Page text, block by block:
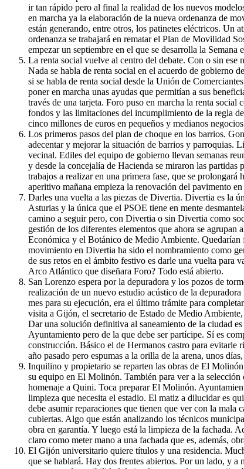
ir tan rápido pero al final la realidad de los nuevos
en marcha ya la elaboración de la nueva ordenanza de
están generando, entre otros, los patinetes eléctricos.
ordenanza se trabajará en rematar el Plan de Movilidad
empezar un septiembre en el que se desarrolla la Semana
La renta social vuelve al centro del debate. Con o sin
Nada se habla de renta social en el acuerdo de gobierno
si se habla de renta social desde la Unión de
poner en marcha unas ayudas que permitían a sus
través de una tarjeta. Foro puso en marcha la renta
fondos y las limitaciones del incumplimiento de la regla
cinco millones de euros en pequeños y medianos
Los primeros pasos del plan de choque en los barrios.
adecentar y mejorar la situación de barrios y parroquias.
vecinal. Ediles del equipo de gobierno llevan semanas
y desde la concejalía de Hacienda se miraron las partidas
trabajos a realizar en una primera fase, que se
aperitivo mañana empieza la renovación del pavimento
Darles una vuelta a las piezas de Divertia. Divertia es la
Asturias y la única que el PSOE tiene en mente
camino a seguir pero, con Divertia o sin Divertia como
gestión de los diferentes elementos que ahora se
Económica y el Botánico de Medio Ambiente.
movimiento en Divertia ha sido el nombramiento como
de sus retos en el ámbito festivo es darle una vuelta para
Arco Atlántico que diseñara Foro? Todo está abierto.
San Lorenzo espera por la depuradora y los pozos de
realización de un nuevo estudio acústico de la
mes para su ejecución, era el último trámite para
visita a Gijón, el secretario de Estado de Medio
Dar una solución definitiva al saneamiento de la ciudad
Ayuntamiento pero de la que debe ser partícipe. Sí es
construcción. Básico el de Hermanos castro para evitarle
año pasado pero espumas a la orilla de la arena, unos
Inquilino y propietario se reparten las obras de El
su equipo en El Molinón. También para ver a la
homenaje a Quini. Toca preparar El Molinón.
limpieza que necesita el estadio. El matiz a dilucidar es
debe asumir reparaciones que tienen que ver con la mala
cubiertas. Algo que están analizando los técnicos
obra en garantía. Y luego está la limpieza de la fachada.
claro como meter mano a una fachada que es, además,
El Gijón universitario quiere títulos y una residencia.
que se hablará. Hay dos frentes abiertos. Por un lado, y